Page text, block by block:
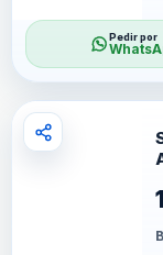
Pedir por